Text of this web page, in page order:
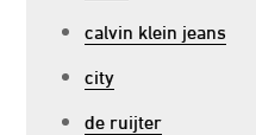
calvin klein jeans
city
de ruijter